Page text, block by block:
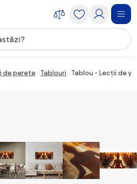
de perete Tablouri Tablou - Lecții de